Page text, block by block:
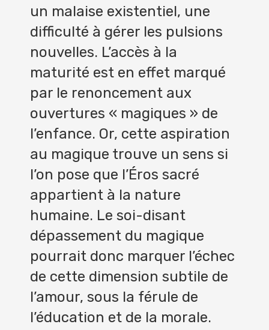
un malaise existentiel, une
difficulté à gérer les pulsions
nouvelles. L’accès à la
maturité est en effet marqué
par le renoncement aux
ouvertures « magiques » de
l’enfance. Or, cette aspiration
au magique trouve un sens si
l’on pose que l’Éros sacré
appartient à la nature
humaine. Le soi-disant
dépassement du magique
pourrait donc marquer l’échec
de cette dimension subtile de
l’amour, sous la férule de
l’éducation et de la morale.